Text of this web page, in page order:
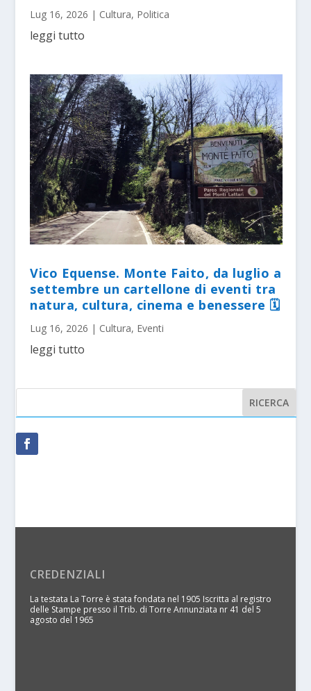
Lug 16, 2026 | Cultura, Politica
leggi tutto
Vico Equense. Monte Faito, da luglio a
settembre un cartellone di eventi tra
natura, cultura, cinema e benessere 🗓
Lug 16, 2026 | Cultura, Eventi
leggi tutto
CREDENZIALI
La testata La Torre è stata fondata nel 1905 Iscritta al registro
delle Stampe presso il Trib. di Torre Annunziata nr 41 del 5
agosto del 1965